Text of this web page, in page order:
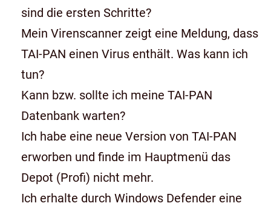
sind die ersten Schritte?
Mein Virenscanner zeigt eine Meldung, dass
TAI-PAN einen Virus enthält. Was kann ich
tun?
Kann bzw. sollte ich meine TAI-PAN
Datenbank warten?
Ich habe eine neue Version von TAI-PAN
erworben und finde im Hauptmenü das
Depot (Profi) nicht mehr.
Ich erhalte durch Windows Defender eine